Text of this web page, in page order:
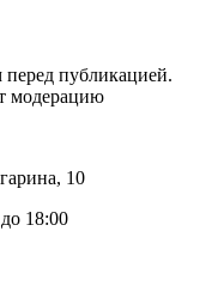
публикацией.
модерацию
10
18:00